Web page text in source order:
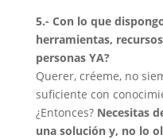
5.- Con lo que
herramientas,
personas YA?
Querer, créeme, no
suficiente con
¿Entonces? Necesitas
una solución y, no lo